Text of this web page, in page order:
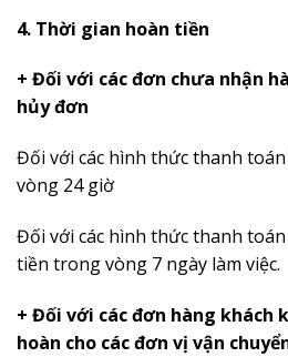
4. Thời gian hoàn tiền
+ Đối với các đơn chưa nhận
hủy đơn
Đối với các hình thức thanh
vòng 24 giờ
Đối với các hình thức thanh
tiền trong vòng 7 ngày làm việc.
+ Đối với các đơn hàng khách
hoàn cho các đơn vị vận